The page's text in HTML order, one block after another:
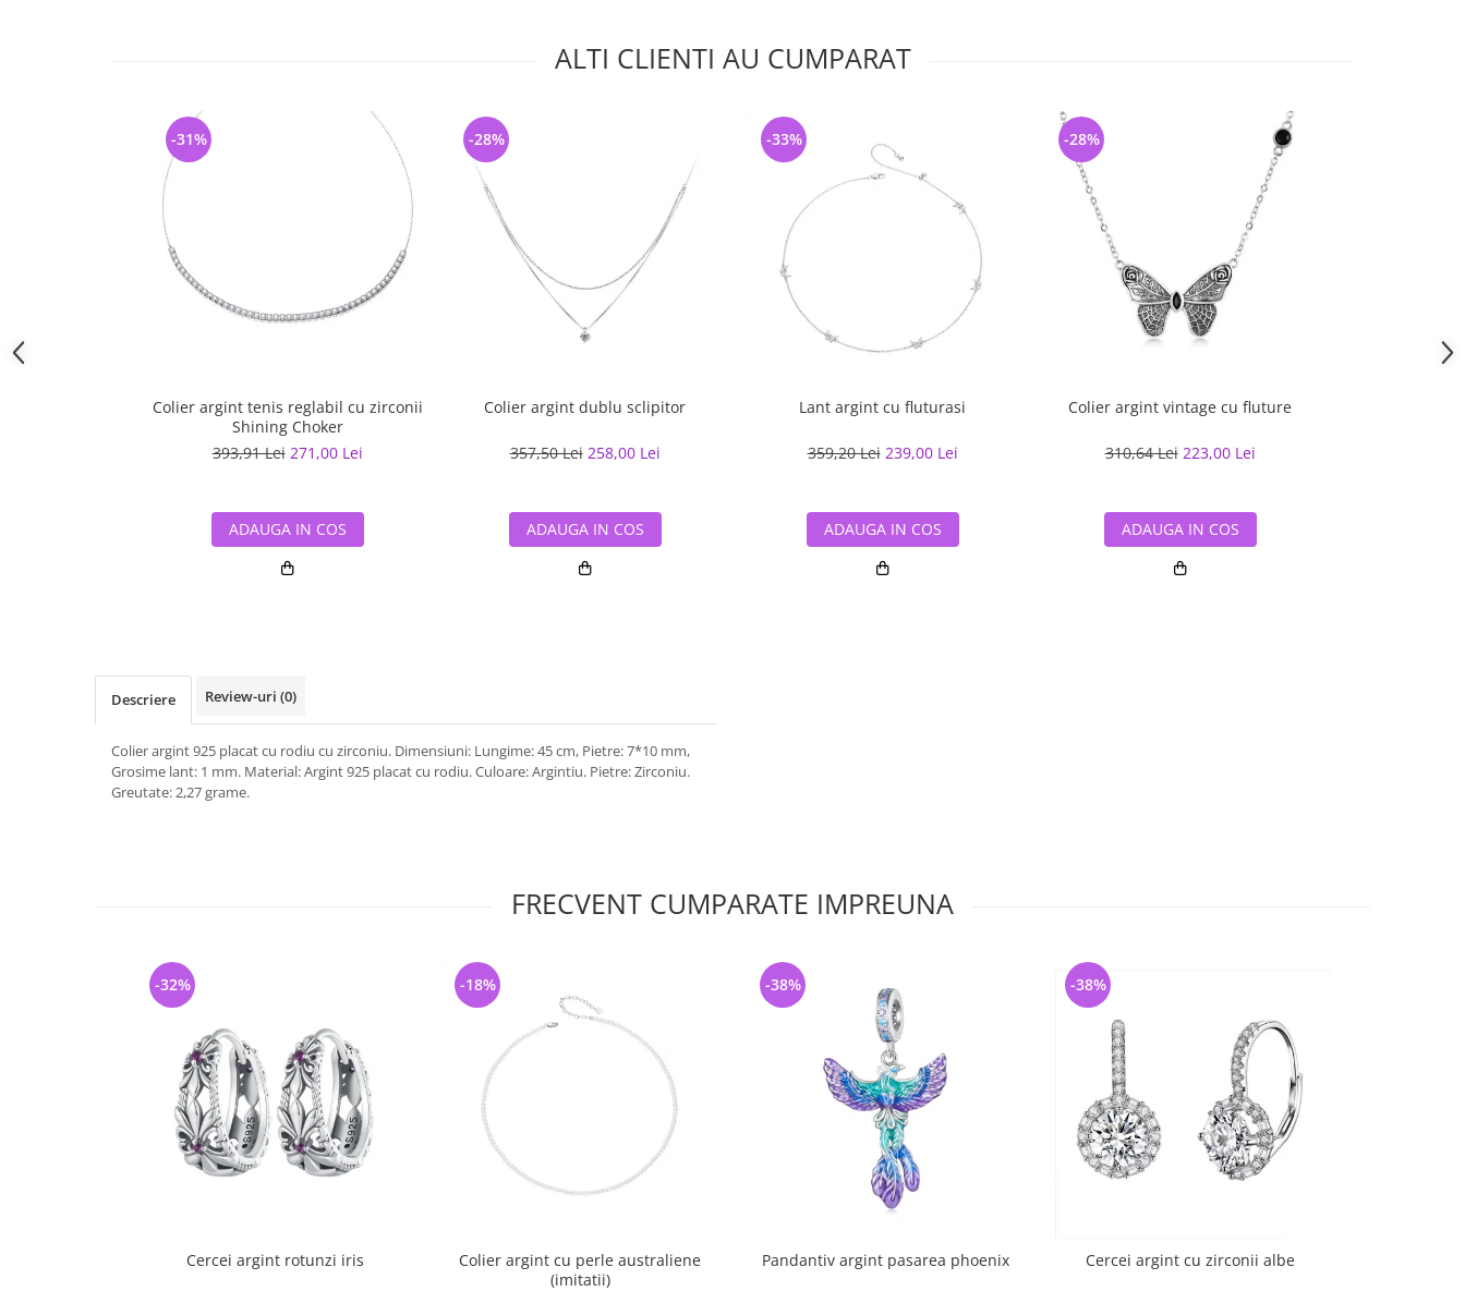
ALTI CLIENTI AU CUMPARAT
Colier argint tenis reglabil cu zirconii
Shining Choker
393,91 Lei 271,00 Lei
-31%
ADAUGA IN COS
Colier argint dublu sclipitor
357,50 Lei 258,00 Lei
-28%
ADAUGA IN COS
Lant argint cu fluturasi
359,20 Lei 239,00 Lei
-33%
ADAUGA IN COS
Colier argint vintage cu fluture
310,64 Lei 223,00 Lei
-28%
ADAUGA IN COS
Descriere Review-uri (0)
Colier argint 925 placat cu rodiu cu zirconiu. Dimensiuni: Lungime: 45 cm, Pietre: 7*10 mm,
Grosime lant: 1 mm. Material: Argint 925 placat cu rodiu. Culoare: Argintiu. Pietre: Zirconiu.
Greutate: 2,27 grame.
FRECVENT CUMPARATE IMPREUNA
Cercei argint rotunzi iris
-32%
Colier argint cu perle australiene
(imitatii)
-18%
Pandantiv argint pasarea phoenix
-38%
Cercei argint cu zirconii albe
-38%